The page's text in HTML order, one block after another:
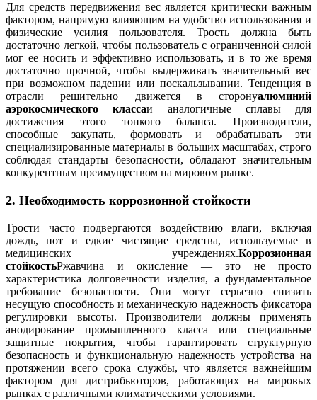
Для средств передвижения вес является критически важным
фактором, напрямую влияющим на удобство использования и
физические усилия пользователя. Трость должна быть
достаточно легкой, чтобы пользователь с ограниченной силой
мог ее носить и эффективно использовать, и в то же время
достаточно прочной, чтобы выдерживать значительный вес
при возможном падении или поскальзывании. Тенденция в
отрасли решительно движется в сторонуалюминий
аэрокосмического классаи аналогичные сплавы для
достижения этого тонкого баланса. Производители,
способные закупать, формовать и обрабатывать эти
специализированные материалы в больших масштабах, строго
соблюдая стандарты безопасности, обладают значительным
конкурентным преимуществом на мировом рынке.
2. Необходимость коррозионной стойкости
Трости часто подвергаются воздействию влаги, включая
дождь, пот и едкие чистящие средства, используемые в
медицинских учреждениях.Коррозионная
стойкостьРжавчина и окисление — это не просто
характеристика долговечности изделия, а фундаментальное
требование безопасности. Они могут серьезно снизить
несущую способность и механическую надежность фиксатора
регулировки высоты. Производители должны применять
анодирование промышленного класса или специальные
защитные покрытия, чтобы гарантировать структурную
безопасность и функциональную надежность устройства на
протяжении всего срока службы, что является важнейшим
фактором для дистрибьюторов, работающих на мировых
рынках с различными климатическими условиями.